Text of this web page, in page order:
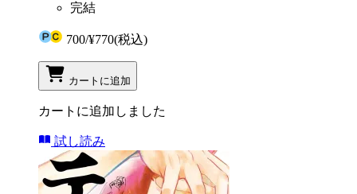
完結
700/¥770(税込)
カートに追加
カートに追加しました
試し読み